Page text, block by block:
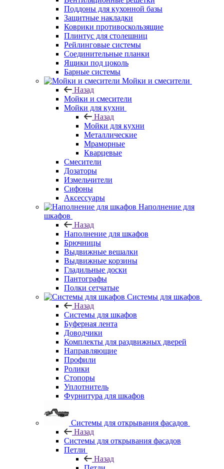
Поддоны для кухонной базы
Защитные накладки
Коврики противоскользящие
Плинтус для столешниц
Рейлинговые системы
Соединительные планки
Ящики под цоколь
Барные системы
Мойки и смесители
Назад
Мойки и смесители
Мойки для кухни
Назад
Мойки для кухни
Металлические
Мраморные
Кварцевые
Смесители
Дозаторы
Измельчители
Сифоны
Аксессуары
Наполнение для
шкафов
Назад
Наполнение для шкафов
Брючницы
Выдвижные вешалки
Выдвижные корзины
Гладильные доски
Пантографы
Полки сетчатые
Системы для шкафов
Назад
Системы для шкафов
Буферная лента
Доводчики
Комплекты для раздвижных дверей
Направляющие
Профили
Ролики
Стопоры
Уплотнитель
Фурнитура для шкафов
Системы для открывания фасадов
Назад
Системы для открывания фасадов
Петли
Назад